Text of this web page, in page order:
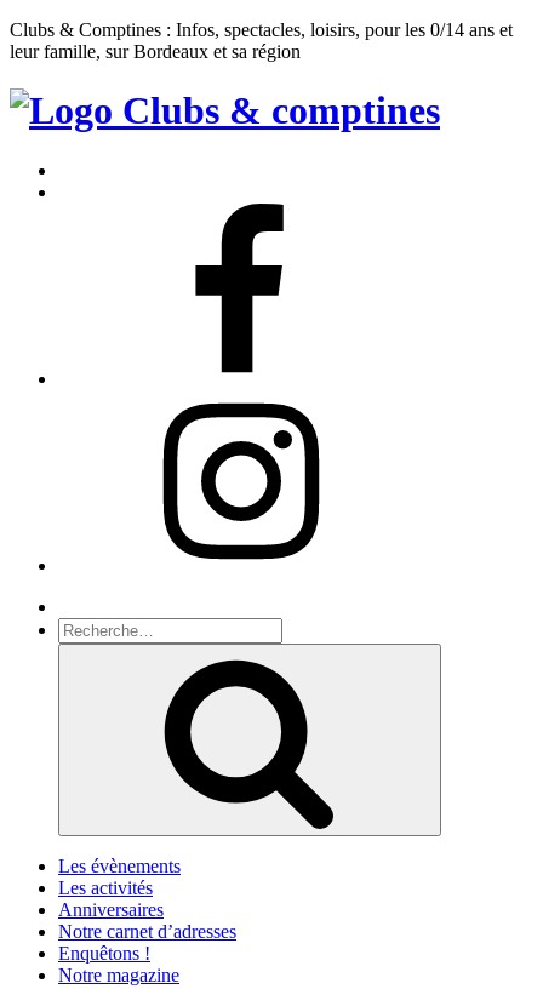
Clubs & Comptines : Infos, spectacles, loisirs, pour les 0/14 ans et
leur famille, sur Bordeaux et sa région
Clubs
Comptines
Recherche
pour
Les évènements
Les activités
Anniversaires
Notre carnet d’adresses
Enquêtons !
Notre magazine